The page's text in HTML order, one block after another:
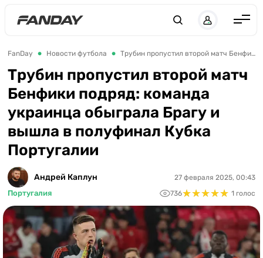
Испания
Германия
Италия
Франция
ЧЕ-2028
Букмекеры
FanDay Новости футбола Трубин пропустил второй матч Бенфики подряд: команда украинца обыграла Брагу и вышла в полуфинал Кубка Португалии
Трубин пропустил второй матч
Бенфики подряд: команда
украинца обыграла Брагу и
вышла в полуфинал Кубка
Португалии
Андрей Каплун
Португалия
27 февраля 2025, 00:43
736★★★★★
★★★★★ 1 голос